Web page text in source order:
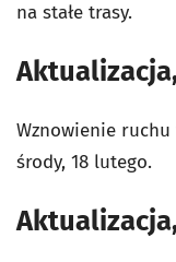
na stałe trasy.
Wznowienie
środy, 18 lutego.